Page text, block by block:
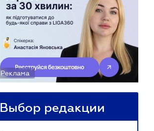
Реклама
Выбор редакции